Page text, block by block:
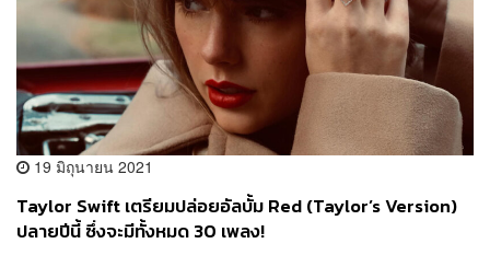
19 มิถุนายน 2021
Taylor Swift เตรียมปล่อยอัลบั้ม Red (Taylor’s Version)
ปลายปีนี้ ซึ่งจะมีทั้งหมด 30 เพลง!